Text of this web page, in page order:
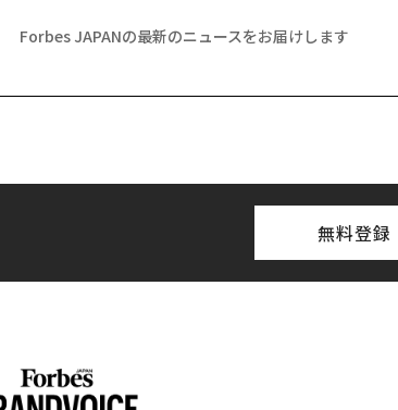
Forbes JAPANの最新のニュースをお届けします
無料登録